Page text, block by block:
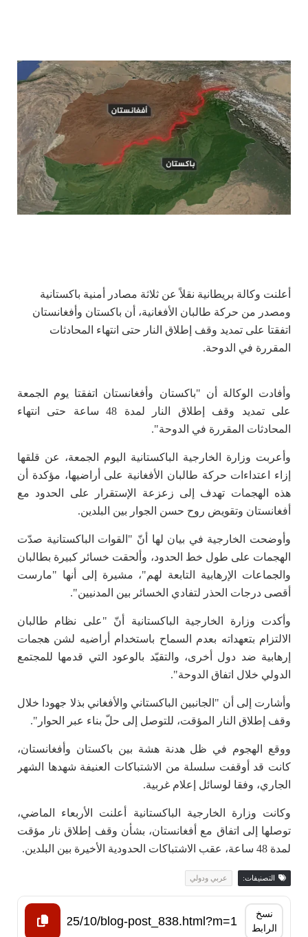
أعلنت وكالة بريطانية نقلاً عن ثلاثة مصادر أمنية باكستانية
ومصدر من حركة طالبان الأفغانية، أن باكستان وأفغانستان
اتفقتا على تمديد وقف إطلاق النار حتى انتهاء المحادثات
المقررة في الدوحة.
وأفادت الوكالة أن "باكستان وأفغانستان اتفقتا يوم الجمعة
على تمديد وقف إطلاق النار لمدة 48 ساعة حتى انتهاء
المحادثات المقررة في الدوحة".
وأعربت وزارة الخارجية الباكستانية اليوم الجمعة، عن قلقها
إزاء اعتداءات حركة طالبان الأفغانية على أراضيها، مؤكدة أن
هذه الهجمات تهدف إلى زعزعة الإستقرار على الحدود مع
أفغانستان وتقويض روح حسن الجوار بين البلدين.
وأوضحت الخارجية في بيان لها أنّ "القوات الباكستانية صدّت
الهجمات على طول خط الحدود، وألحقت خسائر كبيرة بطالبان
والجماعات الإرهابية التابعة لهم"، مشيرة إلى أنها "مارست
أقصى درجات الحذر لتفادي الخسائر بين المدنيين".
وأكدت وزارة الخارجية الباكستانية أنّ "على نظام طالبان
الالتزام بتعهداته بعدم السماح باستخدام أراضيه لشن هجمات
إرهابية ضد دول أخرى، والتقيّد بالوعود التي قدمها للمجتمع
الدولي خلال اتفاق الدوحة".
وأشارت إلى أن "الجانبين الباكستاني والأفغاني بذلا جهودا خلال
وقف إطلاق النار المؤقت، للتوصل إلى حلّ بناء عبر الحوار".
ووقع الهجوم في ظل هدنة هشة بين باكستان وأفغانستان،
كانت قد أوقفت سلسلة من الاشتباكات العنيفة شهدها الشهر
الجاري، وفقا لوسائل إعلام غربية.
وكانت وزارة الخارجية الباكستانية أعلنت الأربعاء الماضي،
توصلها إلى اتفاق مع أفغانستان، بشأن وقف إطلاق نار مؤقت
لمدة 48 ساعة، عقب الاشتباكات الحدودية الأخيرة بين البلدين.
التصنيفات: عربي ودولي
نسخ
الرابط